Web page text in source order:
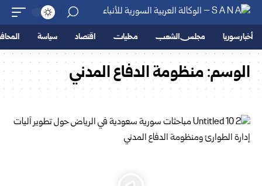
أخبار سوريا مجلس الشعب محليات اقتصاد سياسة
الوسم:منظومة الدفاع المدني